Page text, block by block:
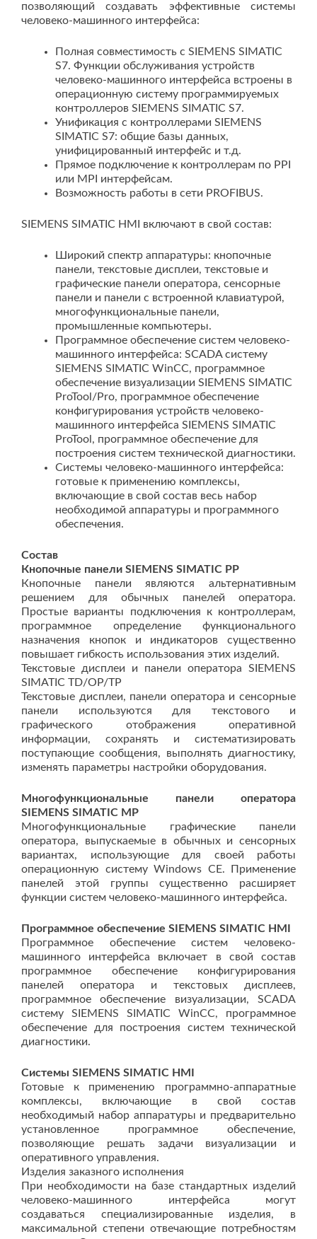
позволяющий создавать эффективные системы
человеко-машинного интерфейса:
Полная совместимость с SIEMENS SIMATIC
S7. Функции обслуживания устройств
человеко-машинного интерфейса встроены в
операционную систему программируемых
контроллеров SIEMENS SIMATIC S7.
Унификация с контроллерами SIEMENS
SIMATIC S7: общие базы данных,
унифицированный интерфейс и т.д.
Прямое подключение к контроллерам по PPI
или MPI интерфейсам.
Возможность работы в сети PROFIBUS.
SIEMENS SIMATIC HMI включают в свой состав:
Широкий спектр аппаратуры: кнопочные
панели, текстовые дисплеи, текстовые и
графические панели оператора, сенсорные
панели и панели с встроенной клавиатурой,
многофункциональные панели,
промышленные компьютеры.
Программное обеспечение систем человеко-
машинного интерфейса: SCADA систему
SIEMENS SIMATIC WinCC, программное
обеспечение визуализации SIEMENS SIMATIC
ProTool/Pro, программное обеспечение
конфигурирования устройств человеко-
машинного интерфейса SIEMENS SIMATIC
ProTool, программное обеспечение для
построения систем технической диагностики.
Системы человеко-машинного интерфейса:
готовые к применению комплексы,
включающие в свой состав весь набор
необходимой аппаратуры и программного
обеспечения.
Состав
Кнопочные панели SIEMENS SIMATIC PP
Кнопочные панели являются альтернативным
решением для обычных панелей оператора.
Простые варианты подключения к контроллерам,
программное определение функционального
назначения кнопок и индикаторов существенно
повышает гибкость использования этих изделий.
Текстовые дисплеи и панели оператора SIEMENS
SIMATIC TD/OP/TP
Текстовые дисплеи, панели оператора и сенсорные
панели используются для текстового и
графического отображения оперативной
информации, сохранять и систематизировать
поступающие сообщения, выполнять диагностику,
изменять параметры настройки оборудования.
Многофункциональные панели оператора
SIEMENS SIMATIC MP
Многофункциональные графические панели
оператора, выпускаемые в обычных и сенсорных
вариантах, использующие для своей работы
операционную систему Windows CE. Применение
панелей этой группы существенно расширяет
функции систем человеко-машинного интерфейса.
Программное обеспечение SIEMENS SI MATIC HMI
Программное обеспечение систем человеко-
машинного интерфейса включает в свой состав
программное обеспечение конфигурирования
панелей оператора и текстовых дисплеев,
программное обеспечение визуализации, SCADA
систему SIEMENS SIMATIC WinCC, программное
обеспечение для построения систем технической
диагностики.
Системы SIEMENS SIMATIC HMI
Готовые к применению программно-аппаратные
комплексы, включающие в свой состав
необходимый набор аппаратуры и предварительно
установленное программное обеспечение,
позволяющие решать задачи визуализации и
оперативного управления.
Изделия заказного исполнения
При необходимости на базе стандартных изделий
человеко-машинного интерфейса могут
создаваться специализированные изделия, в
максимальной степени отвечающие потребностям